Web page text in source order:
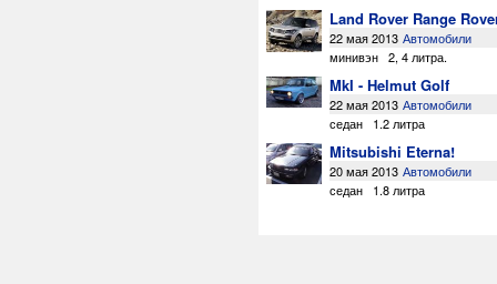
Land Rover Range
22 мая 2013 Автомобили
минивэн 2, 4 литра.
MkI - Helmut Golf
22 мая 2013 Автомобили
седан
1.2 литра
Mitsubishi Eterna!
20 мая 2013 Автомобили
седан
1.8 литра